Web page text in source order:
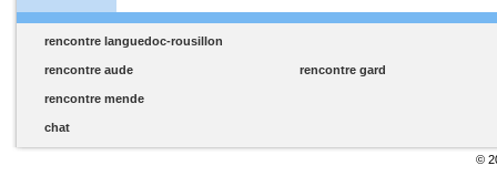
rencontre languedoc-rousillon
rencontre aude rencontre gard
rencontre mende
chat
©